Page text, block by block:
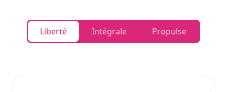
Liberté Intégrale Propulse